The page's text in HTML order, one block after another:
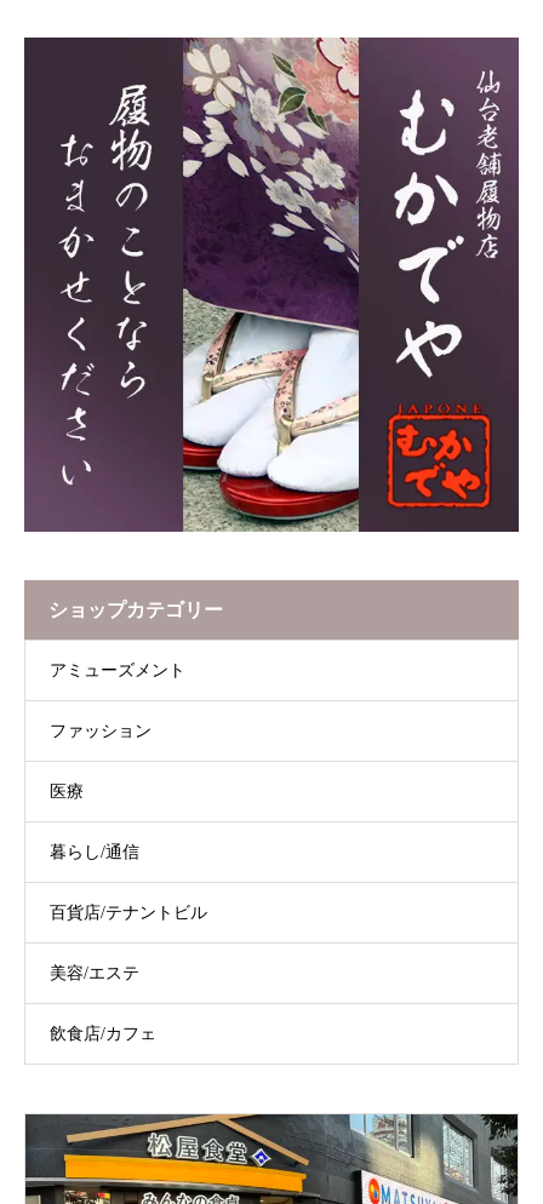
ショップカテゴリー
アミューズメント
ファッション
医療
暮らし/通信
百貨店/テナントビル
美容/エステ
飲食店/カフェ